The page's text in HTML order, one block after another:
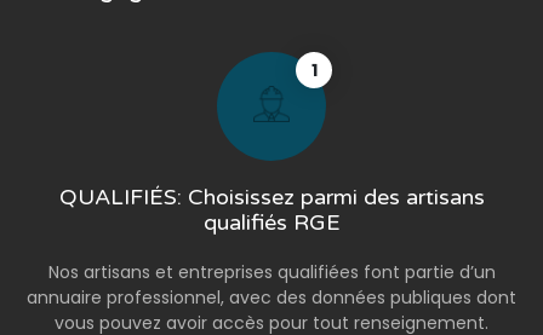
1
QUALIFIÉS: Choisissez parmi des artisans
qualifiés RGE
Nos artisans et entreprises qualifiées font partie d’un
annuaire professionnel, avec des données publiques dont
vous pouvez avoir accès pour tout renseignement.